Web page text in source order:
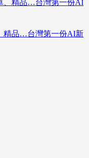
精品…台灣第一份AI新